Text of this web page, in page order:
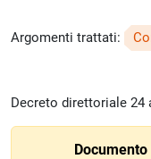
Argomenti trattati:
Decreto direttoriale 24